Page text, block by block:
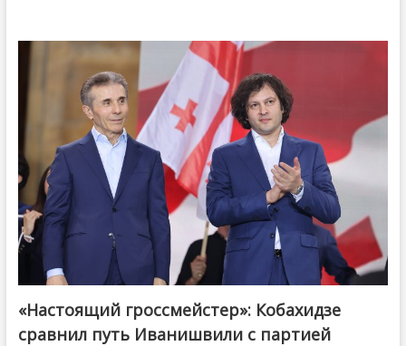
@ქართული ოცნება / Georgian Dream
«Настоящий гроссмейстер»: Кобахидзе
сравнил путь Иванишвили с партией